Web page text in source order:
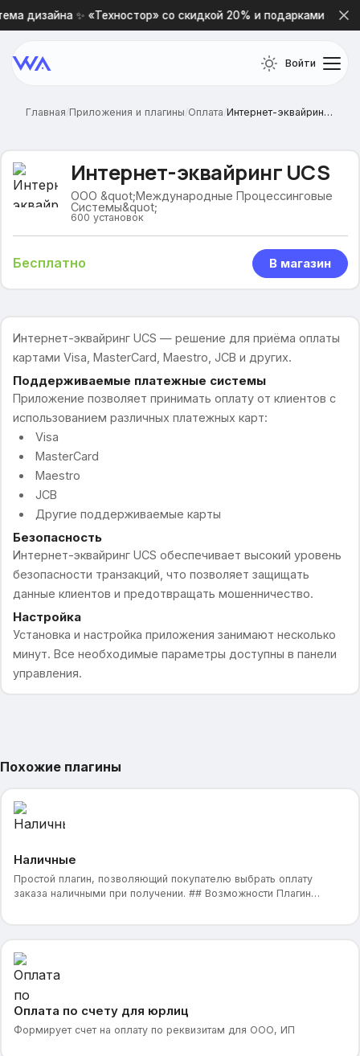
дизайна ✨ «Техностор» со скидкой 20% и подарками 🎁
Войти
Главная/Приложения и плагины/Оплата/ Интернет-эквайринг UCS
Интернет-эквайринг UCS
ООО &quot;Международные Процессинговые
Системы&quot;
600 установок
Бесплатно В магазин
Интернет-эквайринг UCS — решение для приёма оплаты
картами Visa, MasterCard, Maestro, JCB и других.
Поддерживаемые платежные системы
Приложение позволяет принимать оплату от клиентов с
использованием различных платежных карт:
Visa
MasterCard
Maestro
JCB
Другие поддерживаемые карты
Безопасность
Интернет-эквайринг UCS обеспечивает высокий уровень
безопасности транзакций, что позволяет защищать
данные клиентов и предотвращать мошенничество.
Настройка
Установка и настройка приложения занимают несколько
минут. Все необходимые параметры доступны в панели
управления.
Похожие плагины
Наличные
Простой плагин, позволяющий покупателю выбрать оплату
заказа наличными при получении. ## Возможности Плагин
Оплата по счету для юрлиц
Формирует счет на оплату по реквизитам для ООО, ИП